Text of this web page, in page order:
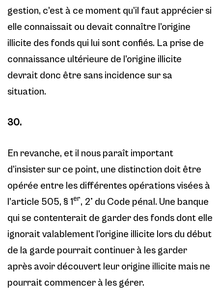
gestion, c’est à ce moment qu’il faut apprécier si
elle connaissait ou devait connaître l’origine
illicite des fonds qui lui sont confiés. La prise de
connaissance ultérieure de l’origine illicite
devrait donc être sans incidence sur sa
situation.
30.
En revanche, et il nous paraît important
d’insister sur ce point, une distinction doit être
opérée entre les différentes opérations visées à
l’article 505, § 1er, 2° du Code pénal. Une banque
qui se contenterait de garder des fonds dont elle
ignorait valablement l’origine illicite lors du début
de la garde pourrait continuer à les garder
après avoir découvert leur origine illicite mais ne
pourrait commencer à les gérer.